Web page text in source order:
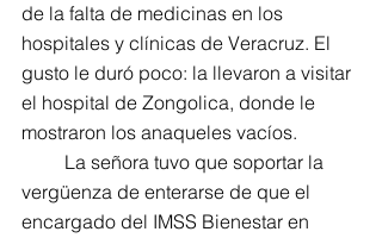
de la falta de medicinas en los
hospitales y clínicas de Veracruz. El
gusto le duró poco: la llevaron a visitar
el hospital de Zongolica, donde le
mostraron los anaqueles vacíos.
La señora tuvo que soportar la
vergüenza de enterarse de que el
encargado del IMSS Bienestar en